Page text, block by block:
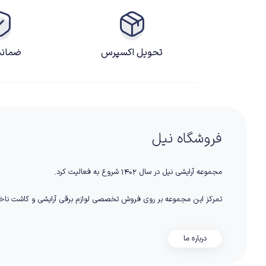
تحویل اکسپرس
فروشگاه نیل
مجموعه آرایشی نیل در سال ۱۴۰۲ شروع به فعالیت کرد.
تمرکز این مجموعه بر روی فروش تخصصی لوازم برقی آرایشی و کاشت
درباره ما